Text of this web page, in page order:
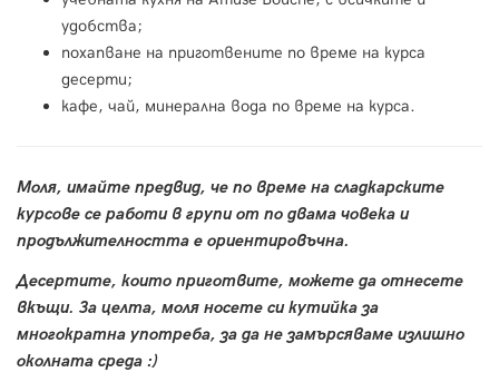
удобства;
похапване на приготвените по време на курса
десерти;
кафе, чай, минерална вода по време на курса.
Моля, имайте предвид, че по време на сладкарските
курсове се работи в групи от по двама човека и
продължителността е ориентировъчна.
Десертите, които приготвите, можете да отнесете
вкъщи. За целта, моля носете си кутийка за
многократна употреба, за да не замърсяваме излишно
околната среда :)